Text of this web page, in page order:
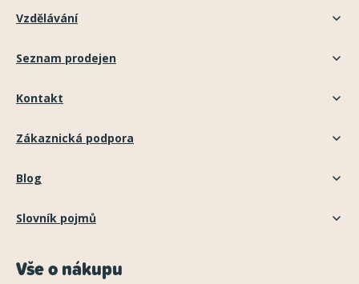
Vzdělávání
Seznam prodejen
Kontakt
Zákaznická podpora
Blog
Slovník pojmů
Vše o nákupu